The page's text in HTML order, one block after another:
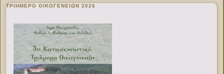
ΤΡΙΗΜΕΡΟ ΟΙΚΟΓΕΝΕΙΩΝ 2026